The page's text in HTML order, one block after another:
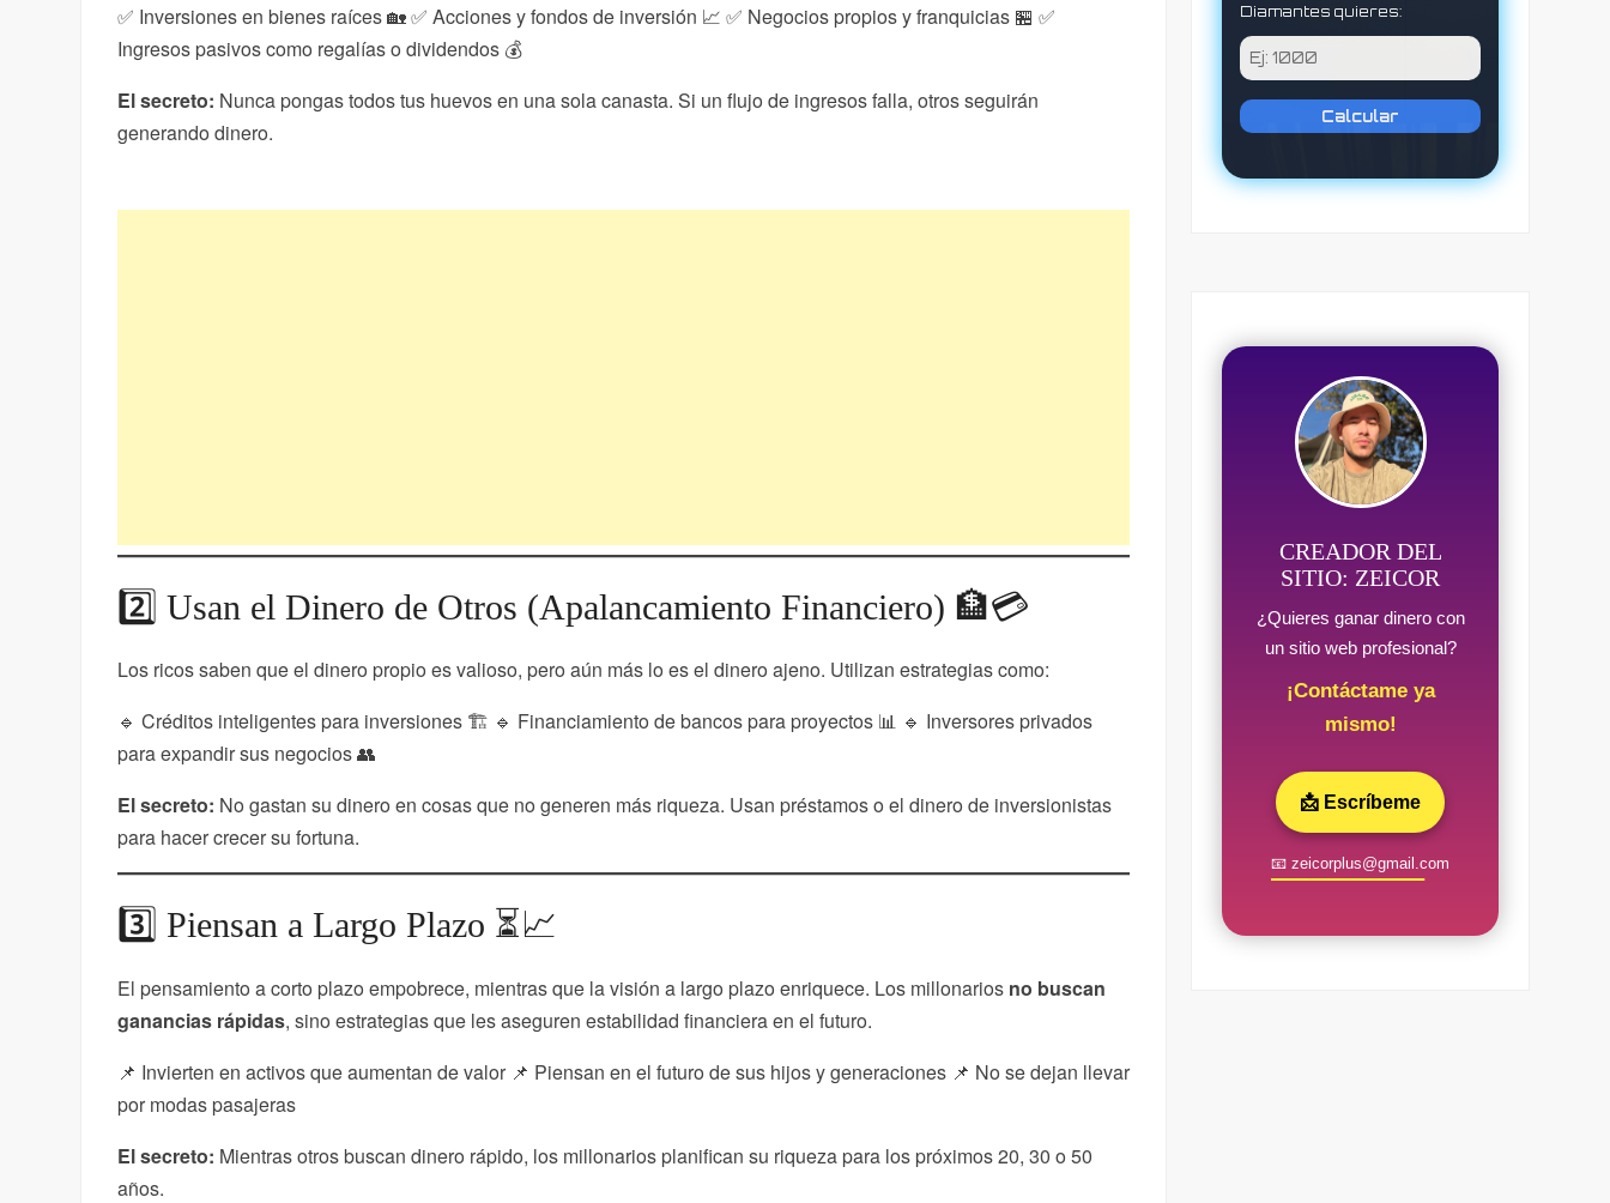
✅ Inversiones en bienes raíces 🏡 ✅ Acciones y fondos de inversión 📈 ✅ Negocios propios y franquicias 🏪 ✅
Ingresos pasivos como regalías o dividendos 💰
El secreto: Nunca pongas todos tus huevos en una sola canasta. Si un flujo de ingresos falla, otros seguirán
generando dinero.
2️⃣ Usan el Dinero de Otros (Apalancamiento Financiero) 🏦💳
Los ricos saben que el dinero propio es valioso, pero aún más lo es el dinero ajeno. Utilizan estrategias como:
🔹 Créditos inteligentes para inversiones 🏗️ 🔹 Financiamiento de bancos para proyectos 📊 🔹 Inversores privados
para expandir sus negocios 👥
El secreto: No gastan su dinero en cosas que no generen más riqueza. Usan préstamos o el dinero de inversionistas
para hacer crecer su fortuna.
3️⃣ Piensan a Largo Plazo ⏳📈
El pensamiento a corto plazo empobrece, mientras que la visión a largo plazo enriquece. Los millonarios no buscan
ganancias rápidas, sino estrategias que les aseguren estabilidad financiera en el futuro.
📌 Invierten en activos que aumentan de valor 📌 Piensan en el futuro de sus hijos y generaciones 📌 No se dejan llevar
por modas pasajeras
El secreto: Mientras otros buscan dinero rápido, los millonarios planifican su riqueza para los próximos 20, 30 o 50
años.
Diamantes quieres:
Calcular
CREADOR DEL
SITIO: ZEICOR
¿Quieres ganar dinero con
un sitio web profesional?
¡Contáctame ya
mismo!
📩 Escríbeme
📧 zeicorplus@gmail.com